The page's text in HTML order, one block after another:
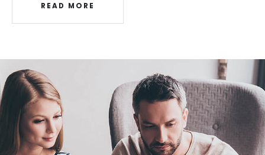
READ MORE